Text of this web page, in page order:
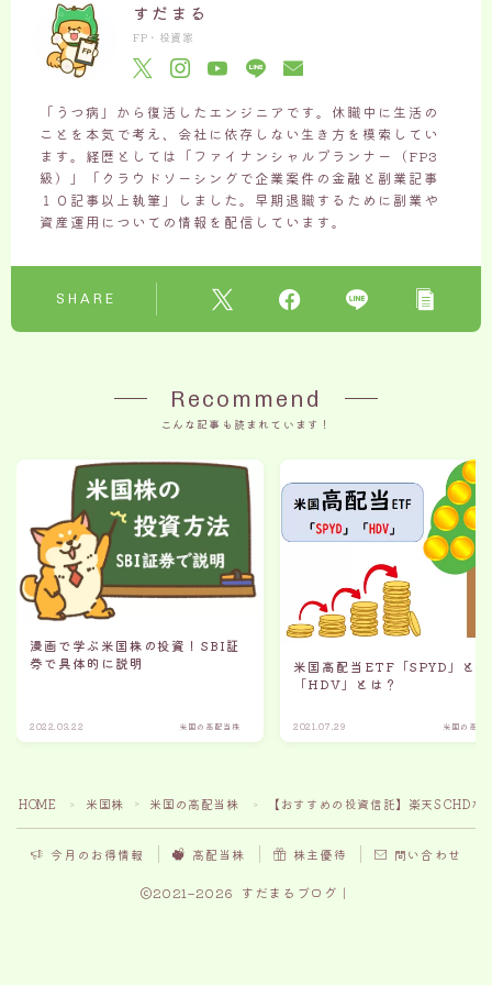
すだまる
FP・投資家
「うつ病」から復活したエンジニアです。休職中に生活の
ことを本気で考え、会社に依存しない生き方を模索してい
ます。経歴としては「ファイナンシャルプランナー（FP3
級）」「クラウドソーシングで企業案件の金融と副業記事
１０記事以上執筆」しました。早期退職するために副業や
資産運用についての情報を配信しています。
SHARE
Recommend
こんな記事も読まれています！
漫画で学ぶ米国株の投資！SBI証
券で具体的に説明
2022.03.22 米国の高配当株
米国高配当ETF「SPYD」と
「HDV」とは？
2021.07.29 米国の高配
HOME ＞ 米国株 ＞ 米国の高配当株 ＞ 【おすすめの投資信託】楽天SCHD
今月のお得情報 高配当株 株主優待 問い合わせ
2021–2026 すだまるブログ｜